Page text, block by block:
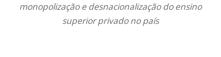
monopolização e desnacionalização do ensino
superior privado no país